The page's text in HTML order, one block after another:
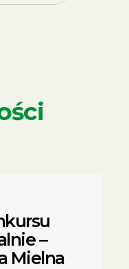
–
Mielna